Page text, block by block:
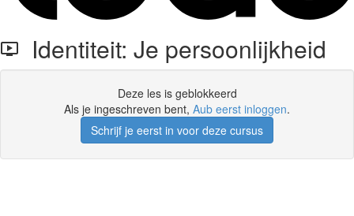
Identiteit: Je persoonlijkheid
Deze les is geblokkeerd
Als je ingeschreven bent, Aub eerst inloggen.
Schrijf je eerst in voor deze cursus